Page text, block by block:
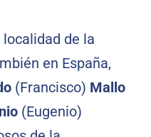
localidad de la
en España,
(Francisco) Mallo
(Eugenio)